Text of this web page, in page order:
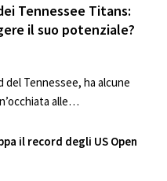
Tennessee Titans:
il suo potenziale?
del Tennessee, ha alcune
alle…
il record degli US Open